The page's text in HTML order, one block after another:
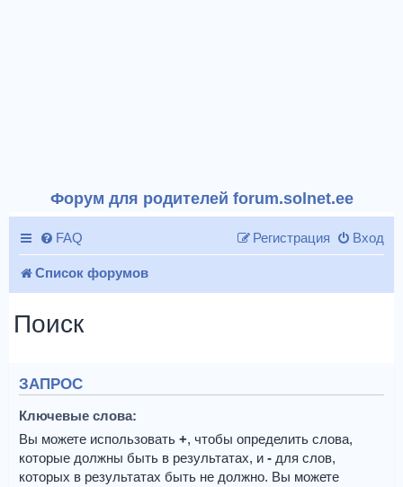
Форум для родителей forum.solnet.ee
FAQ Вход
Регистрация
Список форумов
Поиск
ЗАПРОС
Ключевые слова:
Вы можете использовать +, чтобы определить слова,
которые должны быть в результатах, и - для слов,
которых в результатах быть не должно. Вы можете